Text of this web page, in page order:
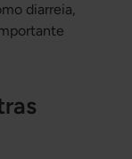
diarreia,